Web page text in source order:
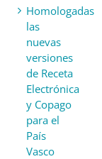
Homologadas
las
nuevas
versiones
de Receta
Electrónica
y Copago
para el
País
Vasco